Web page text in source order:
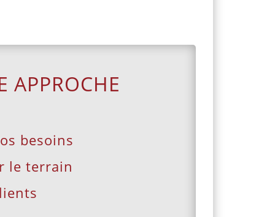
APPROCHE
besoins
le terrain